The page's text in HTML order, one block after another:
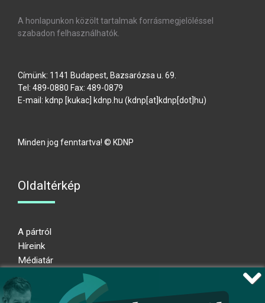
A honlapunkon közölt tartalmak forrásmegjelöléssel
szabadon felhasználhatók.
Címünk: 1141 Budapest, Bazsarózsa u. 69.
Tel: 489-0880 Fax: 489-0879
E-mail: kdnp [kukac] kdnp.hu (kdnp[at]kdnp[dot]hu)
Minden jog fenntartva! © KDNP
Oldaltérkép
A pártról
Híreink
Médiatár
Adatkezelési nyilatkozat